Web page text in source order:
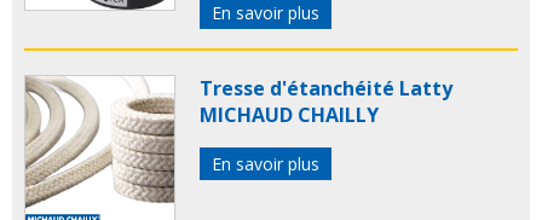
En savoir plus
Tresse d'étanchéité Latty
MICHAUD CHAILLY
En savoir plus